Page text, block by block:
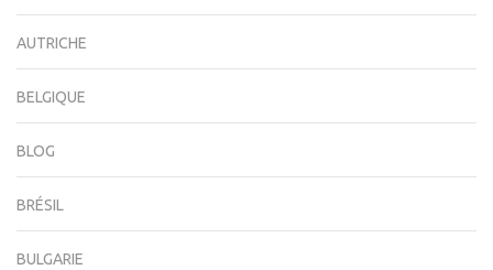
AUTRICHE
BELGIQUE
BLOG
BRÉSIL
BULGARIE